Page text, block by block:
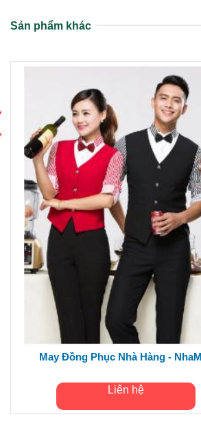
Sản phẩm khác
May Đồng Phục Nhà Hàng -
Liên hệ